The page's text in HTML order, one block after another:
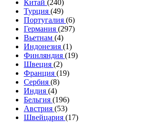
Китай (240)
Турция (49)
Португалия (6)
Германия (297)
Вьетнам (4)
Индонезия (1)
Финляндия (19)
Швеция (2)
Франция (19)
Сербия (8)
Индия (4)
Бельгия (196)
Австрия (53)
Швейцария (17)